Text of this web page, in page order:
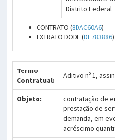
Distrito Federal
CONTRATO (8DAC60A6)
EXTRATO DODF (DF783886)
Termo
Contratual:
Aditivo nº 1,
Objeto:
contratação de
prestação de
demanda, em
acréscimo